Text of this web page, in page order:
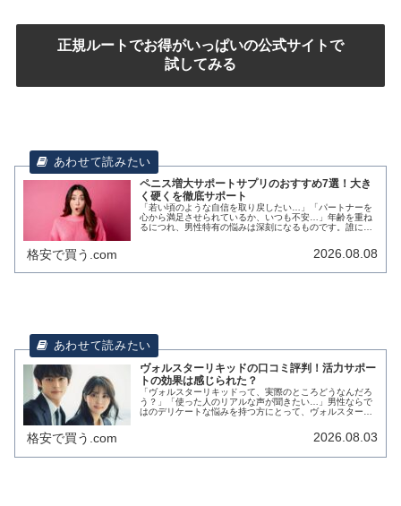
正規ルートでお得がいっぱいの公式サイトで
試してみる
ペニス増大サポートサプリのおすすめ7選！大き
く硬くを徹底サポート
「若い頃のような自信を取り戻したい…」「パートナーを
心から満足させられているか、いつも不安…」年齢を重ね
るにつれ、男性特有の悩みは深刻になるものです。誰にも
格安で買う.com 2026.08.08
ヴォルスターリキッドの口コミ評判！活力サポー
トの効果は感じられた？
「ヴォルスターリキッドって、実際のところどうなんだろ
う？」「使った人のリアルな声が聞きたい…」男性ならで
はのデリケートな悩みを持つ方にとって、ヴォルスターリ
格安で買う.com 2026.08.03